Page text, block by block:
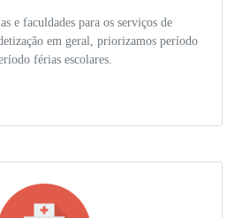
e faculdades para os serviços de
em geral, priorizamos período
férias escolares.